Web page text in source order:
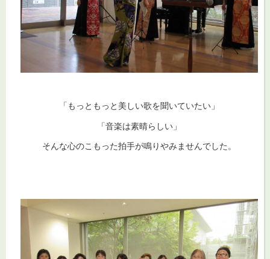
「もっともっと美しい歌を聞いていたい」
「音楽は素晴らしい」
そんな心のこもった拍手が鳴りやみませんでした。